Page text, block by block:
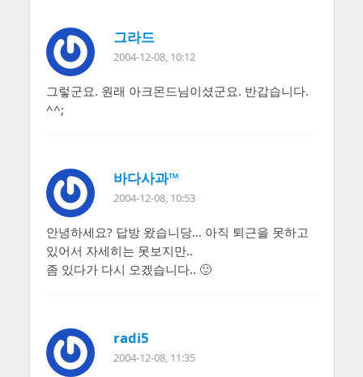
그라드
2004-12-08, 10:12
그렇군요. 원래 아크몬드님이셨군요. 반갑습니다.
^^;
바다사과™
2004-12-08, 10:53
안녕하세요? 답방 왔습니당… 아직 퇴근을 못하고
있어서 자세히는 못보지만..
좀 있다가 다시 오겠습니다.. 🙂
radi5
2004-12-08, 11:35